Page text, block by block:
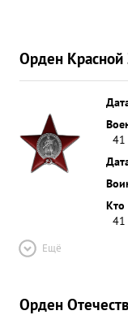
Орден Красной
41
Кто
41
Ещё
Орден